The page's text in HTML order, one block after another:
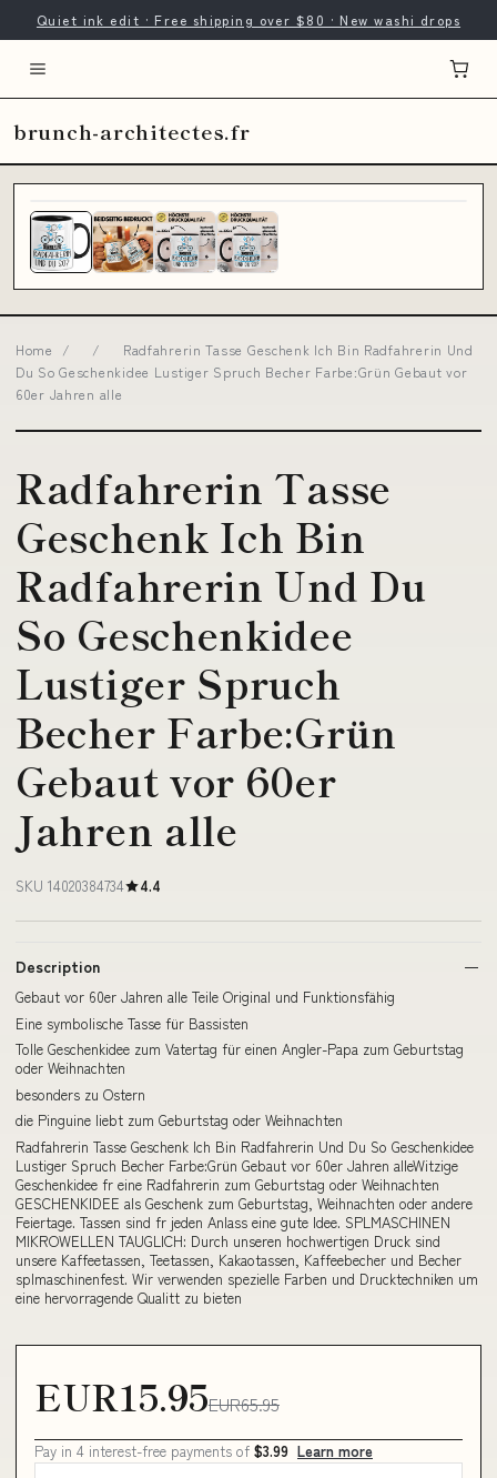
Quiet ink edit · Free shipping over $80 · New washi drops
brunch-architectes.fr
Home / /
Radfahrerin Tasse Geschenk Ich Bin Radfahrerin Und
Du So Geschenkidee Lustiger Spruch Becher Farbe:Grün Gebaut vor
60er Jahren alle
Radfahrerin Tasse
Geschenk Ich Bin
Radfahrerin Und Du
So Geschenkidee
Lustiger Spruch
Becher Farbe:Grün
Gebaut vor 60er
Jahren alle
SKU 14020384734 4.4
Description
Gebaut vor 60er Jahren alle Teile Original und Funktionsfähig
Eine symbolische Tasse für Bassisten
Tolle Geschenkidee zum Vatertag für einen Angler-Papa zum Geburtstag
oder Weihnachten
besonders zu Ostern
die Pinguine liebt zum Geburtstag oder Weihnachten
Radfahrerin Tasse Geschenk Ich Bin Radfahrerin Und Du So Geschenkidee
Lustiger Spruch Becher Farbe:Grün Gebaut vor 60er Jahren alleWitzige
Geschenkidee fr eine Radfahrerin zum Geburtstag oder Weihnachten
GESCHENKIDEE als Geschenk zum Geburtstag, Weihnachten oder andere
Feiertage. Tassen sind fr jeden Anlass eine gute Idee. SPLMASCHINEN
MIKROWELLEN TAUGLICH: Durch unseren hochwertigen Druck sind
unsere Kaffeetassen, Teetassen, Kakaotassen, Kaffeebecher und Becher
splmaschinenfest. Wir verwenden spezielle Farben und Drucktechniken um
eine hervorragende Qualitt zu bieten
EUR15.95EUR65.95
Pay in 4 interest-free payments of $3.99 Learn more